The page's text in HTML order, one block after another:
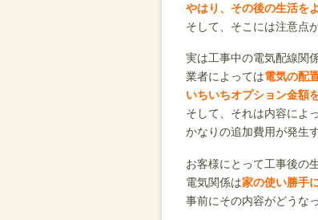
やはり、その後の生活を
そして、そこには注意点
実は工事中の電気配線関
業者によっては電気の配
いちいちオプション金額
そして、それは内容によ
かなりの追加費用が発生
お客様にとって工事後の
電気関係は家の使い勝手
事前にその内容がどうな